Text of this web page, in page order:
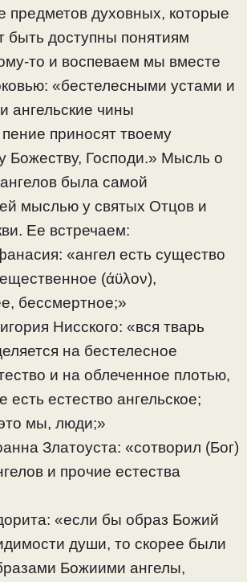
предметов духовных, которые
быть доступны понятиям
то и воспеваем мы вместе
«бестелесными устами и
ангельские чины
приносят твоему
Божеству, Господи.» Мысль о
была самой
мыслью у святых Отцов и
Ее встречаем:
«ангел есть существо
(άϋλον),
бессмертное;»
Нисского: «вся тварь
на бестелесное
и на облеченное плотью,
естество ангельское;
мы, люди;»
Златоуста: «сотворил (Бог)
и прочие естества
«если бы образ Божий
души, то скорее были
Божиими ангелы,